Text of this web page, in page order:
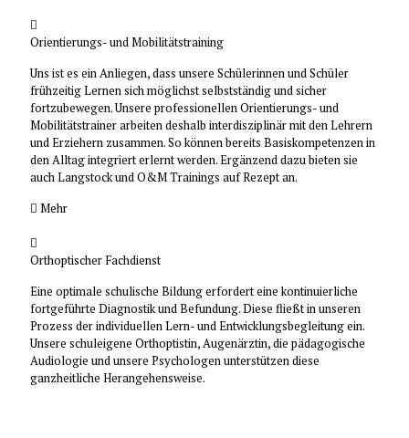
Orientierungs- und Mobilitätstraining
Uns ist es ein Anliegen, dass unsere Schülerinnen und Schüler
frühzeitig Lernen sich möglichst selbstständig und sicher
fortzubewegen. Unsere professionellen Orientierungs- und
Mobilitätstrainer arbeiten deshalb interdisziplinär mit den Lehrern
und Erziehern zusammen. So können bereits Basiskompetenzen in
den Alltag integriert erlernt werden. Ergänzend dazu bieten sie
auch Langstock und O&M Trainings auf Rezept an.
Mehr
Orthoptischer Fachdienst
Eine optimale schulische Bildung erfordert eine kontinuierliche
fortgeführte Diagnostik und Befundung. Diese fließt in unseren
Prozess der individuellen Lern- und Entwicklungsbegleitung ein.
Unsere schuleigene Orthoptistin, Augenärztin, die pädagogische
Audiologie und unsere Psychologen unterstützen diese
ganzheitliche Herangehensweise.